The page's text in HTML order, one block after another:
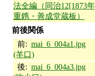
法全編（同治12[1873
重鎸・善成堂蔵板）
前後関係
前: mai_6_004a1.jpg
(羊口)
後: mai_6_004a3.jpg